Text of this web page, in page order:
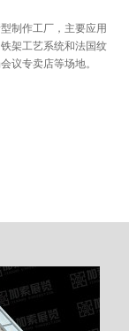
制作工厂，主要应用
架工艺系统和法国纹
议专卖店等场地。